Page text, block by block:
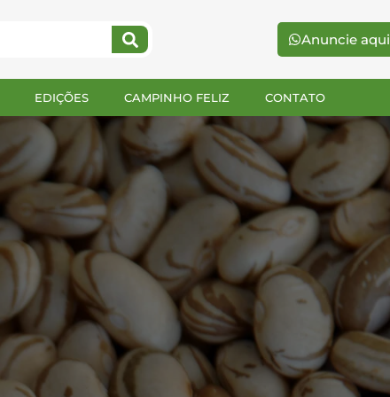
Anuncie aqui
EDIÇÕES CAMPINHO FELIZ CONTATO